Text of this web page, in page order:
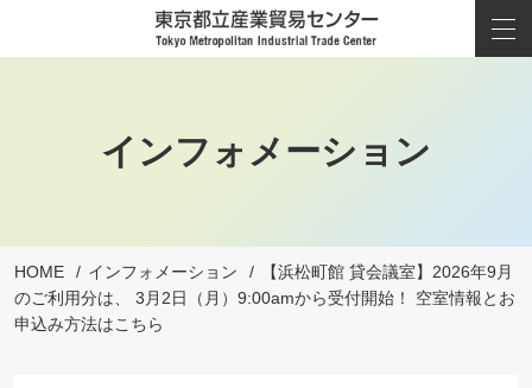
インフォメーション
HOME インフォメーション
【浜松町館 貸会議室】2026年9月
のご利用分は、 3月2日（月）9:00amから受付開始！ 空室情報とお
申込み方法はこちら